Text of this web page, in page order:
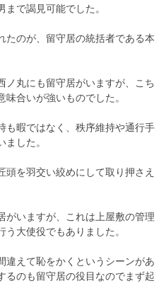
で謁見可能でした。
たのが、留守居の統括者である本
ノ丸にも留守居がいますが、こち
合いが強いものでした。
も暇ではなく、秩序維持や通行手
した。
を羽交い絞めにして取り押さえ
がいますが、これは上屋敷の管理
大使役でもありました。
違えて恥をかくというシーンがあ
るのも留守居の役目なのでまず起